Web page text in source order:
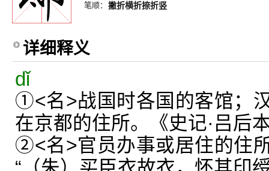
笔顺： 撇折横折捺折竖
详细释义
dǐ
①<名>战国时各国的客馆；
在京都的住所。《史记·吕后
②<名>官员办事或居住的住